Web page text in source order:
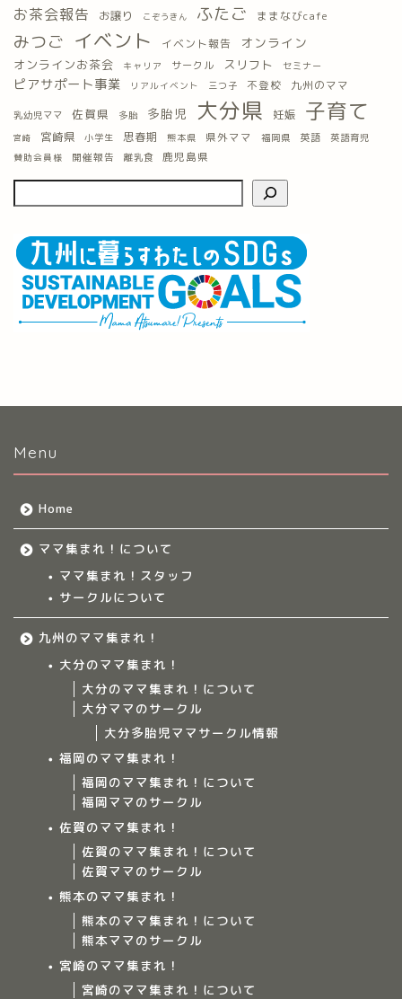
お茶会報告 お譲り こぞうきん ふたご ままなびcafe
みつご イベント イベント報告 オンライン
オンラインお茶会 キャリア サークル スリフト セミナー
ピアサポート事業 リアルイベント 三つ子 不登校 九州のママ
乳幼児ママ 佐賀県 多胎 多胎児 大分県 妊娠 子育て
宮崎 宮崎県 小学生 思春期 熊本県 県外ママ 福岡県 英語 英語育児
賛助会員様 開催報告 離乳食 鹿児島県
Menu
Home
ママ集まれ！について
ママ集まれ！スタッフ
サークルについて
九州のママ集まれ！
大分のママ集まれ！
大分のママ集まれ！について
大分ママのサークル
大分多胎児ママサークル情報
福岡のママ集まれ！
福岡のママ集まれ！について
福岡ママのサークル
佐賀のママ集まれ！
佐賀のママ集まれ！について
佐賀ママのサークル
熊本のママ集まれ！
熊本のママ集まれ！について
熊本ママのサークル
宮崎のママ集まれ！
宮崎のママ集まれ！について
ママ集まれ！について
九州のママ集まれ！
大分のママ集まれ！